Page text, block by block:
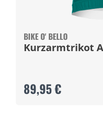
BIKE O' BELLO
Kurzarmtrikot
89,95 €